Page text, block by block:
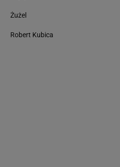
Żużel
Robert Kubica